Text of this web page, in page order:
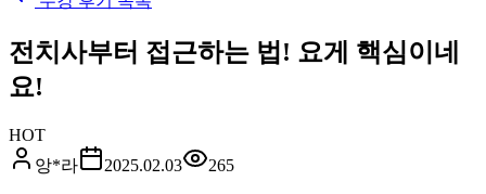
전치사부터 접근하는 법! 요게 핵심이네
요!
HOT
앙*라
2025.02.03 265